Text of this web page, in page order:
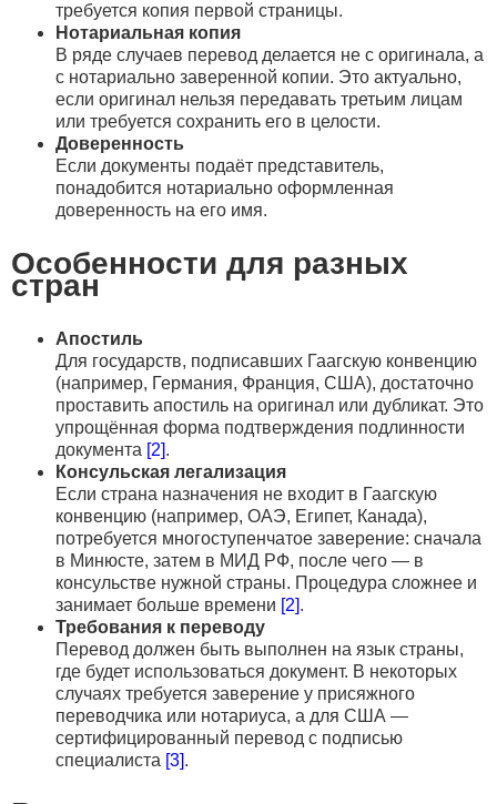
требуется копия первой страницы.
Нотариальная копия
В ряде случаев перевод делается не с оригинала, а
с нотариально заверенной копии. Это актуально,
если оригинал нельзя передавать третьим лицам
или требуется сохранить его в целости.
Доверенность
Если документы подаёт представитель,
понадобится нотариально оформленная
доверенность на его имя.
Особенности для разных
стран
Апостиль
Для государств, подписавших Гаагскую конвенцию
(например, Германия, Франция, США), достаточно
проставить апостиль на оригинал или дубликат. Это
упрощённая форма подтверждения подлинности
документа [2] .
Консульская легализация
Если страна назначения не входит в Гаагскую
конвенцию (например, ОАЭ, Египет, Канада),
потребуется многоступенчатое заверение: сначала
в Минюсте, затем в МИД РФ, после чего — в
консульстве нужной страны. Процедура сложнее и
занимает больше времени [2] .
Требования к переводу
Перевод должен быть выполнен на язык страны,
где будет использоваться документ. В некоторых
случаях требуется заверение у присяжного
переводчика или нотариуса, а для США —
сертифицированный перевод с подписью
специалиста [3] .